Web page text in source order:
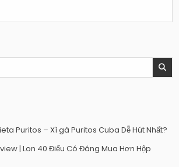
Puritos – Xì gà Puritos Cuba Dễ Hút Nhất?
| Lon 40 Điếu Có Đáng Mua Hơn Hộp